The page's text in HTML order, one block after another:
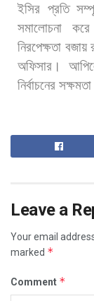
ইসির প্রতি
সমালোচনা
করে
নিরপেক্ষতা বজায়
অফিসার।
নির্বাচনের সক্ষমতা
Leave a
Your email
marked *
Comment *